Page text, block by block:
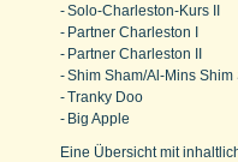
-Solo-Charleston-Kurs II
- Partner Charleston I
- Partner Charleston II
-Shim Sham/Al-Mins Shim
-Tranky Doo
- Big Apple
Eine Übersicht mit